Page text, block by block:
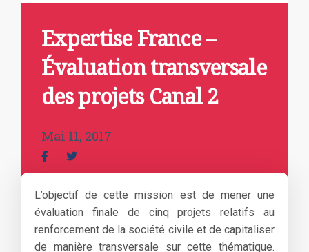
Expertise France –
Évaluation transversale
des projets Canal 2
Mai 11, 2017
L’objectif de cette mission est de mener une
évaluation finale de cinq projets relatifs au
renforcement de la société civile et de capitaliser
de manière transversale sur cette thématique.